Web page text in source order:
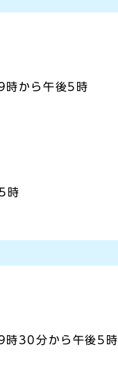
時から午後5時
5時
時30分から午後5時